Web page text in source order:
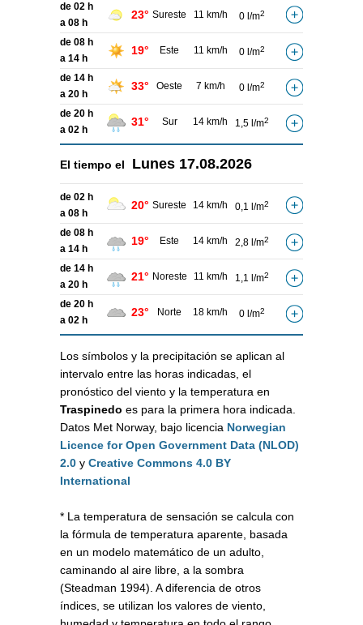
de 02 h
a 08 h
23° Sureste 11 km/h 0 l/m2
de 08 h
a 14 h
19° Este 11 km/h 0 l/m2
de 14 h
a 20 h
33° Oeste 7 km/h 0 l/m2
de 20 h
a 02 h
31° Sur 14 km/h 1,5 l/m2
El tiempo el Lunes 17.08.2026
de 02 h
a 08 h
20° Sureste 14 km/h 0,1 l/m2
de 08 h
a 14 h
19° Este 14 km/h 2,8 l/m2
de 14 h
a 20 h
21° Noreste 11 km/h 1,1 l/m2
de 20 h
a 02 h
23° Norte 18 km/h 0 l/m2
Los símbolos y la precipitación se aplican al
intervalo entre las horas indicadas, el
pronóstico del viento y la temperatura en
Traspinedo es para la primera hora indicada.
Datos Met Norway, bajo licencia Norwegian
Licence for Open Government Data (NLOD)
2.0 y Creative Commons 4.0 BY
International
* La temperatura de sensación se calcula con
la fórmula de temperatura aparente, basada
en un modelo matemático de un adulto,
caminando al aire libre, a la sombra
(Steadman 1994). A diferencia de otros
índices, se utilizan los valores de viento,